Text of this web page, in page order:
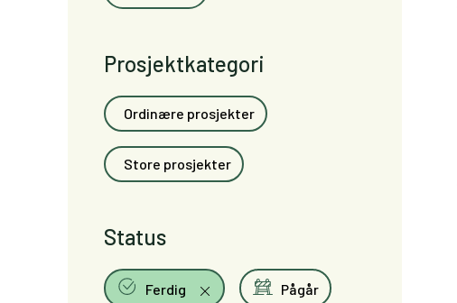
Prosjektkategori
Ordinære prosjekter
Store prosjekter
Status
Ferdig Pågår